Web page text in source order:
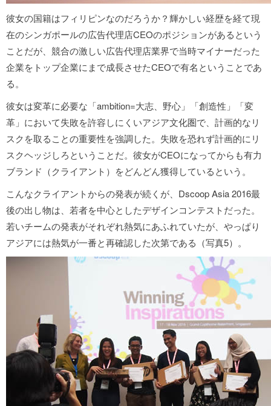
彼女の国籍はフィリピンなのだろうか？輝かしい経歴を経て現
在のシンガポールの広告代理店CEOのポジションがあるという
ことだが、競合の激しい広告代理店業界で当時マイナーだった
企業をトップ企業にまで成長させたCEOで有名ということであ
る。
彼女は変革に必要な「ambition=大志、野心」「創造性」「変
革」において失敗を許容しにくいアジア文化圏で、計画的なリ
スクを取ることの重要性を強調した。失敗を恐れず計画的にリ
スクヘッジしろということだ。彼女がCEOになってからも有力
ブランド（クライアント）をどんどん獲得しているという。
こんなクライアントからの発表が続くが、Dscoop Asia 2016最
後の出し物は、若者を中心としたデザインコンテストだった。
若いチームの発表がそれぞれ熱気にあふれていたが、やっぱり
アジアには熱気が一番と再確認した次第である（写真5）。